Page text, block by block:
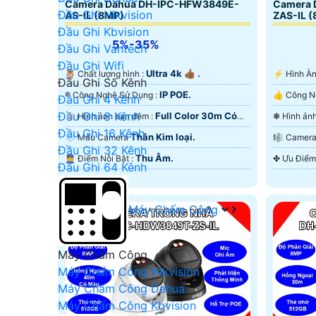
Đầu Ghi Hikvision
Đầu Ghi Kbvision
Đầu Ghi Vantech
Đầu Ghi Wifi
Đầu Ghi Số Kênh
Đầu Ghi 4 Kênh
Đầu Ghi 8 Kênh
Đầu Ghi 16 Kênh
Đầu Ghi 32 Kênh
Đầu Ghi 64 Kênh
Máy Chấm Công
Máy Chấm Công
Máy Chấm Công Hikvision
Máy Chấm Công Dahua
Máy Chấm Công Kbvision
Camera Dahua DH-IPC-HFW3849E-
AS-IL (8MP)
5%-35%
🦉 Chất lượng hình : Ultra 4k 👍🏾 .
®️ Công Nghệ Sử Dụng : IP POE.
🔅 Hình ảnh ban đêm : Full Color 30m Có
Màu Ban Ðêm.
❄ Mẫu CameraThân Kim loại.
️👮 Điểm Nỗi Bật : Thu Âm.
Camera
ZAS-IL
️⚡ Hình
Màu Ban
🎼️